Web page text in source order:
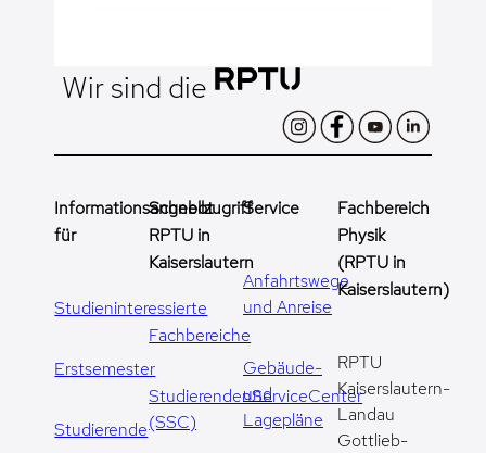
Wir sind die
Informationsangebot
für
Studieninteressierte
Erstsemester
Studierende
Schnellzugriff
RPTU in
Kaiserslautern
Fachbereiche
StudierendenServiceCenter
(SSC)
Service
Anfahrtswege
und Anreise
Gebäude-
und
Lagepläne
Fachbereich
Physik
(RPTU in
Kaiserslautern)
RPTU
Kaiserslautern-
Landau
Gottlieb-